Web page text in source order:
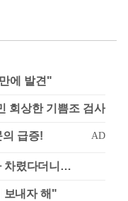
에 발견"
회상한 기쁨조 검사
차렸다더니…
보내자 해"